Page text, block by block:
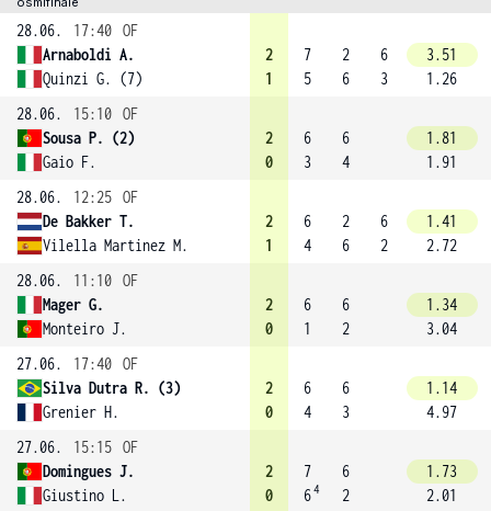
28.06. 17:40 OF
Arnaboldi A.
Quinzi G. (7)
2
1
7
5
2
6
6
3
3.51
1.26
28.06.
15:10 OF
Sousa P. (2)
Gaio F.
2
0
6
3
6
4
1.81
1.91
28.06.
12:25 OF
De Bakker T.
Vilella Martinez M.
2
1
6
4
2
6
6
2
1.41
2.72
28.06.
11:10 OF
Mager G.
Monteiro J.
2
0
6
1
6
2
1.34
3.04
27.06.
17:40 OF
Silva Dutra R. (3)
Grenier H.
2
0
6
4
6
3
1.14
4.97
27.06.
15:15 OF
Domingues J.
Giustino L.
2
0
7
64
6
2
1.73
2.01